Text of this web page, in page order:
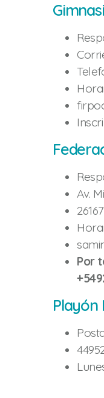
Av.
Por
Playón